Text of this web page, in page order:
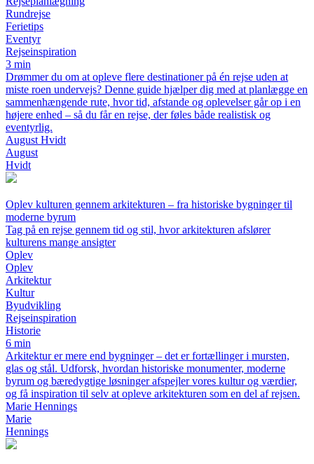
Rundrejse
Ferietips
Eventyr
Rejseinspiration
3 min
Drømmer du om at opleve flere destinationer på én rejse uden at
miste roen undervejs? Denne guide hjælper dig med at planlægge en
sammenhængende rute, hvor tid, afstande og oplevelser går op i en
højere enhed – så du får en rejse, der føles både realistisk og
eventyrlig.
August Hvidt
August
Hvidt
Oplev kulturen gennem arkitekturen – fra historiske bygninger til
moderne byrum
Tag på en rejse gennem tid og stil, hvor arkitekturen afslører
kulturens mange ansigter
Oplev
Oplev
Arkitektur
Kultur
Byudvikling
Rejseinspiration
Historie
6 min
Arkitektur er mere end bygninger – det er fortællinger i mursten,
glas og stål. Udforsk, hvordan historiske monumenter, moderne
byrum og bæredygtige løsninger afspejler vores kultur og værdier,
og få inspiration til selv at opleve arkitekturen som en del af rejsen.
Marie Hennings
Marie
Hennings